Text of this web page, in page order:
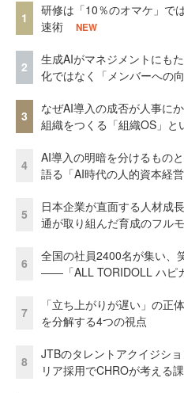
1
研修は「10％のオマケ」
速術
NEW
2
生成AIがマネジメントにも
化ではなく「メンバーへの向
3
なぜAI導入の成否が人事に
組織をつくる「組織OS」と
4
AI導入の明暗を分けるもの
語る「AI時代の人的資本経
5
日本企業が直面する人材
通が取り組んだ育成のフル
6
全国の社員2400名が集い、
――「ALL TORIDOLL ハピ
7
「立ち上がりが遅い」の
を分解する4つの視点
8
JTBのタレントアクイジシ
リア採用でCHROが考える